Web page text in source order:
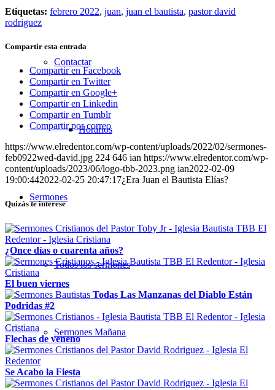
Contactar
Horarios
Sermones
Todos los sermones
Sermones Mañana
Etiquetas: febrero 2022, juan, juan el bautista, pastor david
rodriguez
Compartir esta entrada
Compartir en Facebook
Compartir en Twitter
Compartir en Google+
Compartir en Linkedin
Compartir en Tumblr
Compartir por correo
https://www.elredentor.com/wp-content/uploads/2022/02/sermones-
feb0922wed-david.jpg 224 646 ian https://www.elredentor.com/wp-
content/uploads/2023/06/logo-tbb-2023.png ian2022-02-09
19:00:442022-02-25 20:47:17¿Era Juan el Bautista Elías?
Quizás te interese
¿Once días o cuarenta años?
El buen viernes
Todas Las Manzanas del Diablo Están
Podridas #2
Flechas de veneno
Se Acabo la Fiesta